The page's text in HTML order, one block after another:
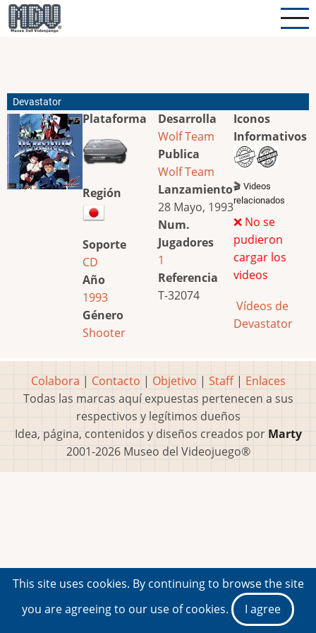
Pasar
al
Devastator
Plataforma
Región
Soporte
CD
Año
1993
Género
Shooter
Desarrolla
Wolf Team
Publica
Wolf Team
Lanzamiento
28 Mayo, 1993
Num.
Jugadores
1
Referencia
T-32074
Iconos
Informativos
🎬 Videos
relacionados
❌ No se
pudieron
cargar los
videos
Vídeos de
Devastator
Colabora | Contacto | Objetivo | Staff| Enlaces
Todas las marcas aquí expuestas pertenecen a sus
respectivos y legítimos dueños
Idea, página, contenidos y diseños creados por Marty
2001-2026 Museo del Videojuego®
This site uses cookies. By continuing to browse the site
you are agreeing to our use of cookies.
I agree